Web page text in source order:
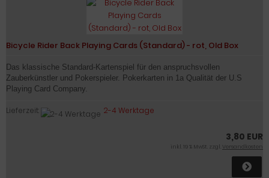
Bicycle Rider Back Playing Cards (Standard) - rot, Old Box
Das klassische Standard-Kartenspiel für den anspruchsvollen
Zauberkünstler und Pokerspieler. Pokerkarten in 1a Qualität der U.S
Playing Card Company.
Lieferzeit: 2-4 Werktage
3,80 EUR
inkl. 19 % MwSt. zzgl. Versandkosten